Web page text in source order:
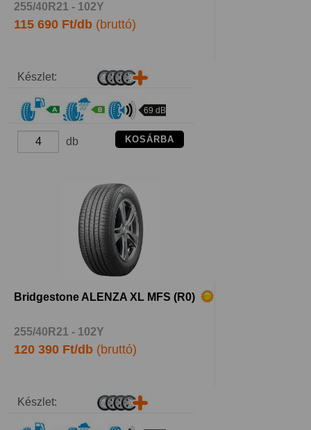
255/40R21 - 102Y
115 690 Ft/db (bruttó)
Készlet:
69 dB
db KOSÁRBA
Bridgestone ALENZA XL MFS (R0)
255/40R21 - 102Y
120 390 Ft/db (bruttó)
Készlet: